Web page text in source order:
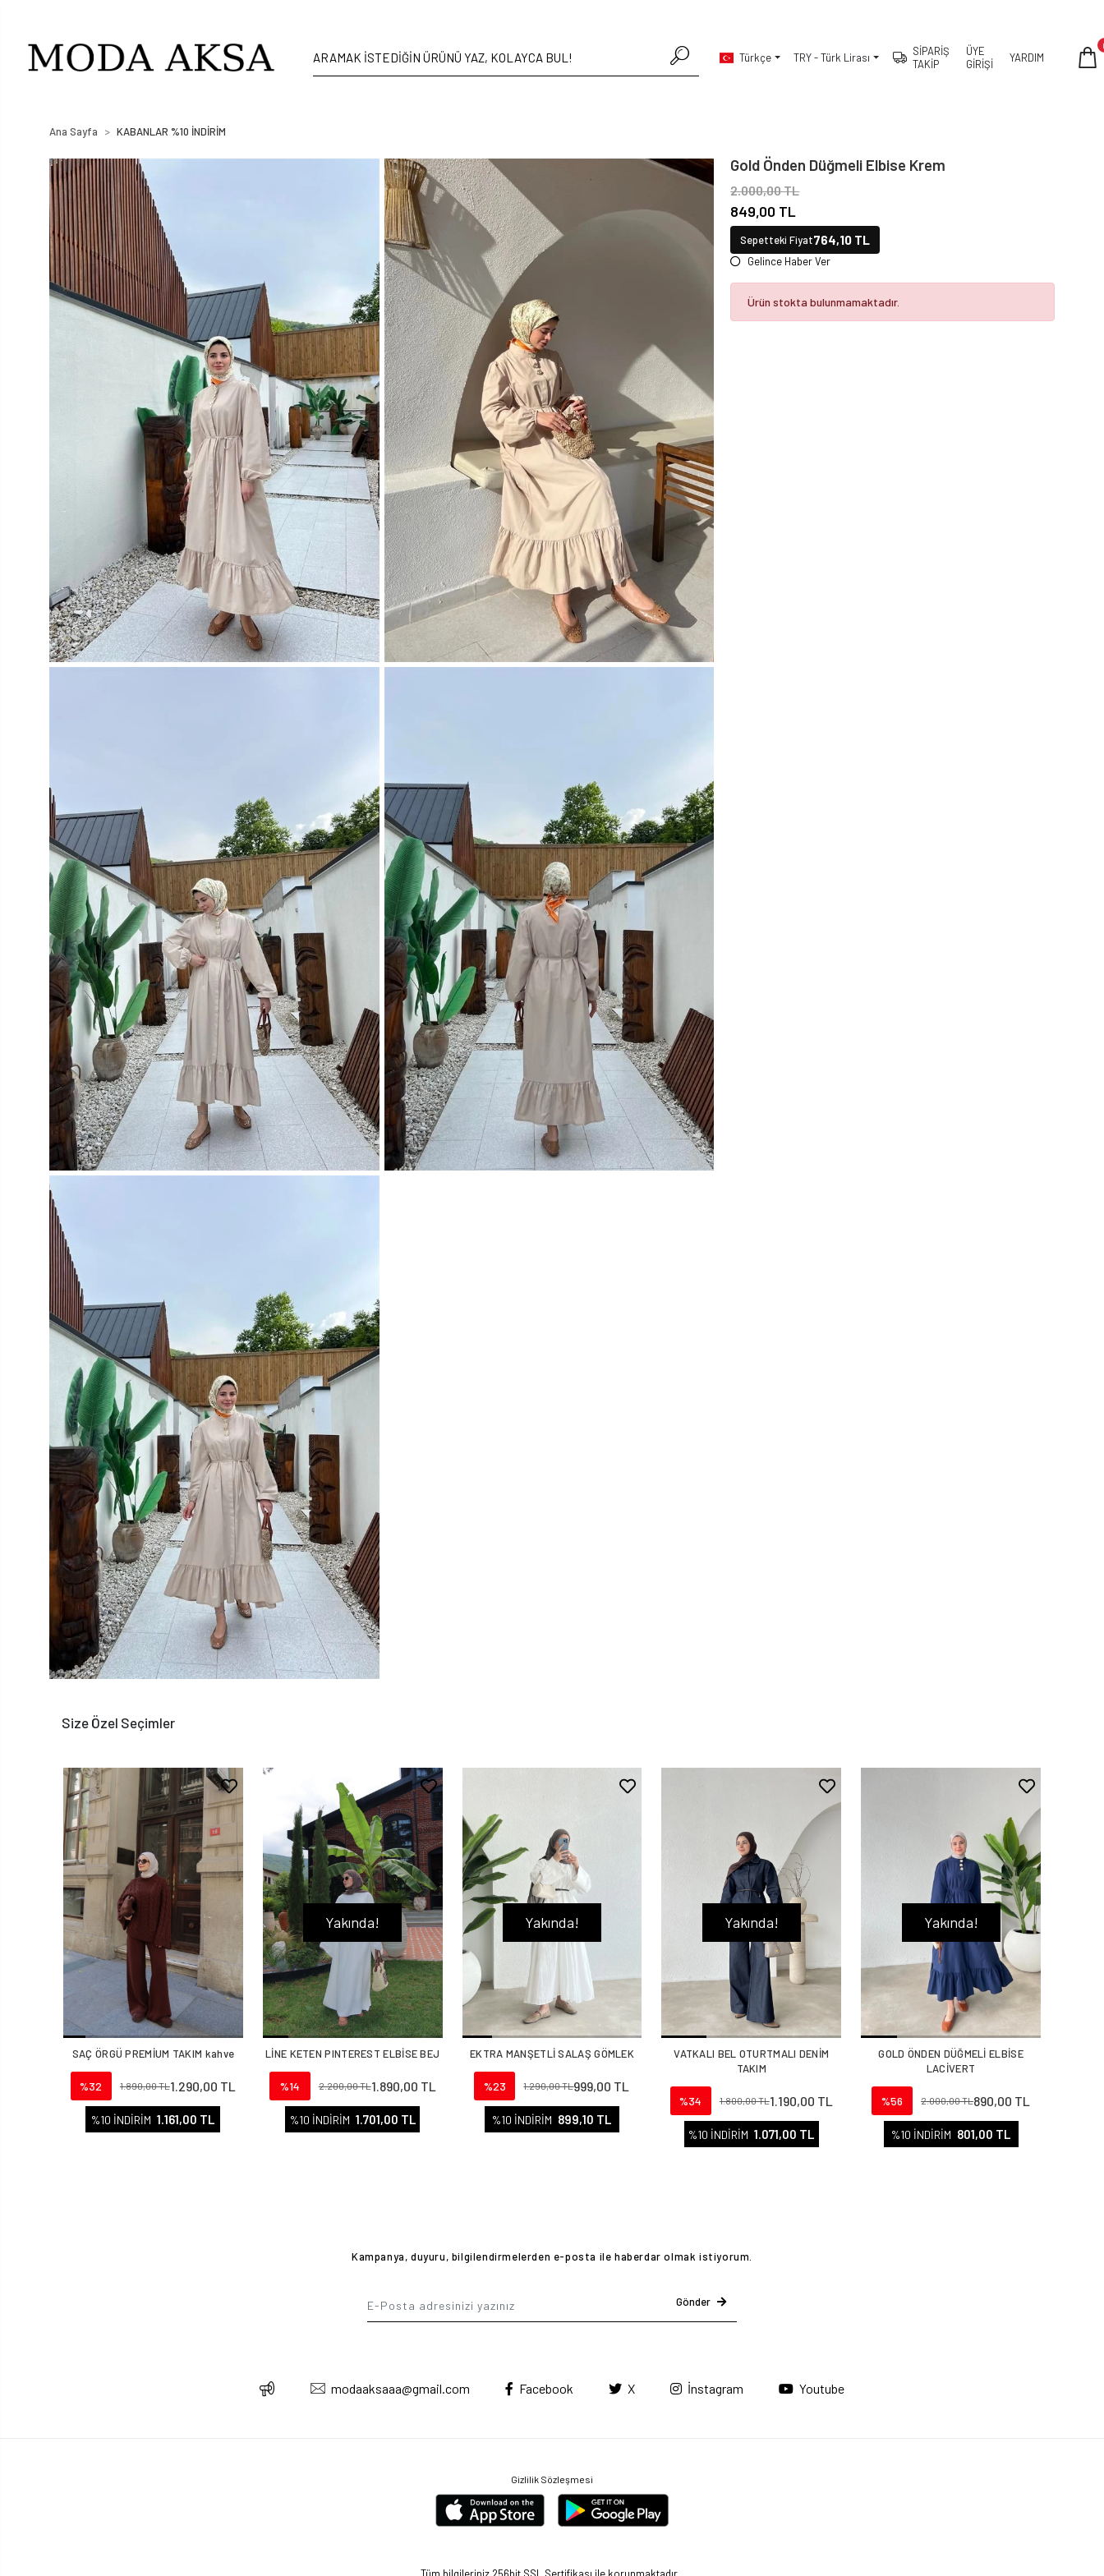
Türkçe TRY - Türk Lirası
SİPARİŞ
TAKİP
ÜYE
GİRİŞİ
YARDIM
Ana Sayfa KABANLAR %10 İNDİRİM
Gold Önden Düğmeli Elbise Krem
2.000,00 TL
849,00 TL
Sepetteki Fiyat764,10 TL
Gelince Haber Ver
Ürün stokta bulunmamaktadır.
Size Özel Seçimler
SAÇ ÖRGÜ PREMİUM TAKIM kahve
%32 1.890,00 TL1.290,00 TL
%10 İNDİRİM 1.161,00 TL
Yakında!
LİNE KETEN PINTEREST ELBİSE BEJ
%14 2.200,00 TL1.890,00 TL
%10 İNDİRİM 1.701,00 TL
Yakında!
EKTRA MANŞETLİ SALAŞ GÖMLEK
%23 1.290,00 TL999,00 TL
%10 İNDİRİM 899,10 TL
Yakında!
VATKALI BEL OTURTMALI DENİM
TAKIM
%34 1.800,00 TL1.190,00 TL
%10 İNDİRİM 1.071,00 TL
Yakında!
GOLD ÖNDEN DÜĞMELİ ELBİSE
LACİVERT
%56 2.000,00 TL890,00 TL
%10 İNDİRİM 801,00 TL
Kampanya, duyuru, bilgilendirmelerden e-posta ile haberdar olmak istiyorum.
Gönder
modaaksaaa@gmail.com Facebook X İnstagram Youtube
Gizlilik Sözleşmesi